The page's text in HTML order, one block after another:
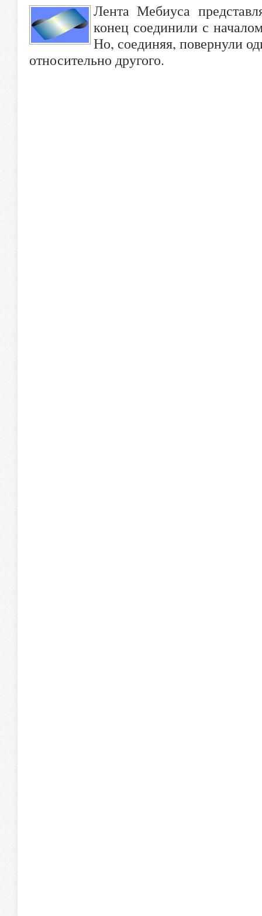
Лента Мебиуса
конец соединили с
Но, соединяя, повернули
относительно другого.